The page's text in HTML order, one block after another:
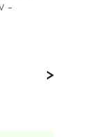
–
>